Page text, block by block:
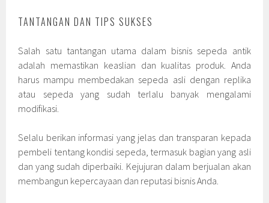
TANTANGAN DAN TIPS SUKSES
Salah satu tantangan utama dalam bisnis sepeda antik
adalah memastikan keaslian dan kualitas produk. Anda
harus mampu membedakan sepeda asli dengan replika
atau sepeda yang sudah terlalu banyak mengalami
modifikasi.
Selalu berikan informasi yang jelas dan transparan kepada
pembeli tentang kondisi sepeda, termasuk bagian yang asli
dan yang sudah diperbaiki. Kejujuran dalam berjualan akan
membangun kepercayaan dan reputasi bisnis Anda.